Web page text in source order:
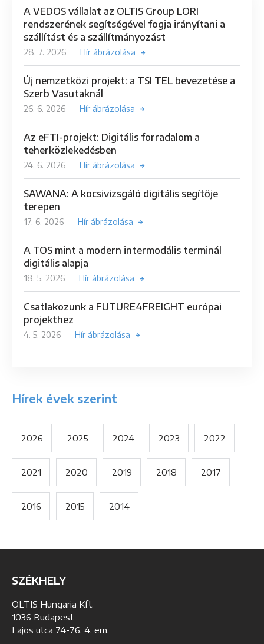
A VEDOS vállalat az OLTIS Group LORI
rendszerének segítségével fogja irányítani a
szállítást és a szállítmányozást
28. 7. 2026 Hír ábrázolása
Új nemzetközi projekt: a TSI TEL bevezetése a
Szerb Vasutaknál
26. 6. 2026 Hír ábrázolása
Az eFTI-projekt: Digitális forradalom a
teherközlekedésben
24. 6. 2026 Hír ábrázolása
SAWANA: A kocsivizsgáló digitális segítője
terepen
17. 6. 2026 Hír ábrázolása
A TOS mint a modern intermodális terminál
digitális alapja
18. 5. 2026 Hír ábrázolása
Csatlakozunk a FUTURE4FREIGHT európai
projekthez
4. 5. 2026 Hír ábrázolása
Hírek évek szerint
2026 2025 2024 2023 2022
2021 2020 2019 2018 2017
2016 2015 2014
SZÉKHELY
OLTIS Hungaria Kft.
1036 Budapest
Lajos utca 74-76. 4. em.